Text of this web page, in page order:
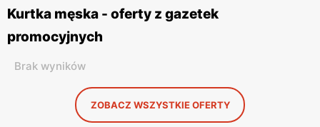
Kurtka męska - oferty z gazetek
promocyjnych
Brak wyników
ZOBACZ WSZYSTKIE OFERTY